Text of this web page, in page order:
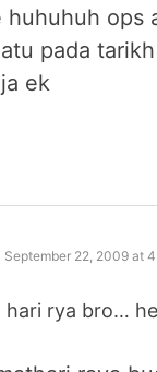
huhuhuh ops
pada
ek
says:
September 22, 2009 at
hari rya bro…